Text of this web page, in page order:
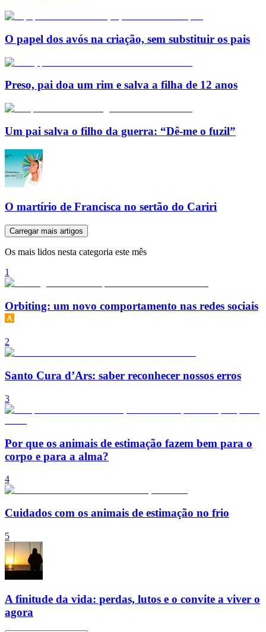
O papel dos avós na criação, sem substituir os pais
Preso, pai doa um rim e salva a filha de 12 anos
Um pai salva o filho da guerra: “Dê-me o fuzil”
O martírio de Francisca no sertão do Cariri
Carregar mais artigos
Os mais lidos nesta categoria este mês
1
Orbiting: um novo comportamento nas redes sociais
2
Santo Cura d’Ars: saber reconhecer nossos erros
3
Por que os animais de estimação fazem bem para o
corpo e para a alma?
4
Cuidados com os animais de estimação no frio
5
A finitude da vida: perdas, lutos e o convite a viver o
agora